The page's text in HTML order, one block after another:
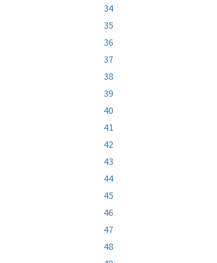
34
35
36
37
38
39
40
41
42
43
44
45
46
47
48